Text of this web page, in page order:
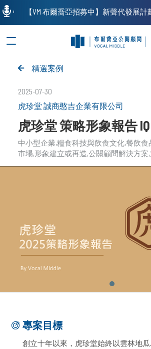
精選案例
2025-07-30
虎珍堂 誠商憨吉企業有限公司
虎珍堂 策略形象報告
中小型企業 糧食科技與飲食文化 餐飲食
市場形象建立或再造 公關顧問解決方案
專案目標
創立十年以來，虎珍堂始終以雲林地